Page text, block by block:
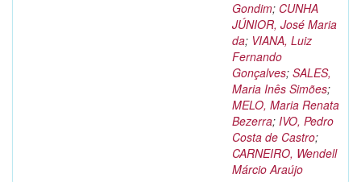
Gondim; CUNHA
JÚNIOR, José Maria
da; VIANA, Luiz
Fernando
Gonçalves; SALES,
Maria Inês Simões;
MELO, Maria Renata
Bezerra; IVO, Pedro
Costa de Castro;
CARNEIRO, Wendell
Márcio Araújo